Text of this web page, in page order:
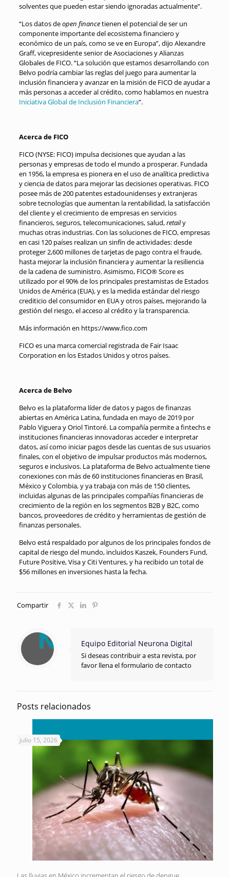
solventes que pueden estar siendo ignoradas actualmente”.
“Los datos deopen financetienen el potencial de ser un
componente importante del ecosistema financiero y
económico de un país, como se ve en Europa”, dijo Alexandre
Graff, vicepresidente senior de Asociaciones y Alianzas
Globales de FICO. “La solución que estamos desarrollando con
Belvo podría cambiar las reglas del juego para aumentar la
inclusión financiera y avanzar en la misión de FICO de ayudar a
más personas a acceder al crédito, como hablamos en nuestra
Iniciativa Global de Inclusión Financiera“.
Acerca de FICO
FICO (NYSE: FICO) impulsa decisiones que ayudan a las
personas y empresas de todo el mundo a prosperar. Fundada
en 1956, la empresa es pionera en el uso de analítica predictiva
y ciencia de datos para mejorar las decisiones operativas. FICO
posee más de 200 patentes estadounidenses y extranjeras
sobre tecnologías que aumentan la rentabilidad, la satisfacción
del cliente y el crecimiento de empresas en servicios
financieros, seguros, telecomunicaciones, salud,retaily
muchas otras industrias. Con las soluciones de FICO, empresas
en casi 120 países realizan un sinfín de actividades: desde
proteger 2,600 millones de tarjetas de pago contra el fraude,
hasta mejorar la inclusión financiera y aumentar la resiliencia
de la cadena de suministro. Asimismo, FICO® Score es
utilizado por el 90% de los principales prestamistas de Estados
Unidos de América (EUA), y es la medida estándar del riesgo
crediticio del consumidor en EUA y otros países, mejorando la
gestión del riesgo, el acceso al crédito y la transparencia. ​
Más información en https://www.fico.com
FICO es una marca comercial registrada de Fair Isaac
Corporation en los Estados Unidos y otros países.
Acerca de Belvo
Belvo es la plataforma líder de datos y pagos de finanzas
abiertas en América Latina, fundada en mayo de 2019 por
Pablo Viguera y Oriol Tintoré. La compañía permite a fintechs e
instituciones financieras innovadoras acceder e interpretar
datos, así como iniciar pagos desde las cuentas de sus usuarios
finales, con el objetivo de impulsar productos más modernos,
seguros e inclusivos. La plataforma de Belvo actualmente tiene
conexiones con más de 60 instituciones financieras en Brasil,
México y Colombia, y ya trabaja con más de 150 clientes,
incluidas algunas de las principales compañías financieras de
crecimiento de la región en los segmentos B2B y B2C, como
bancos, proveedores de crédito y herramientas de gestión de
finanzas personales.
Belvo está respaldado por algunos de los principales fondos de
capital de riesgo del mundo, incluidos Kaszek, Founders Fund,
Future Positive, Visa y Citi Ventures, y ha recibido un total de
$56 millones en inversiones hasta la fecha.
Compartir
Equipo Editorial Neurona Digital
Si deseas contribuir a esta revista, por
favor llena el formulario de contacto
Posts relacionados
julio 15, 2026